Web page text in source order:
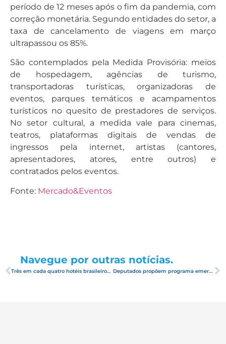
período de 12 meses após o fim da pandemia, com
correção monetária. Segundo entidades do setor, a
taxa de cancelamento de viagens em março
ultrapassou os 85%.
São contemplados pela Medida Provisória: meios
de hospedagem, agências de turismo,
transportadoras turísticas, organizadoras de
eventos, parques temáticos e acampamentos
turísticos no quesito de prestadores de serviços.
No setor cultural, a medida vale para cinemas,
teatros, plataformas digitais de vendas de
ingressos pela internet, artistas (cantores,
apresentadores, atores, entre outros) e
contratados pelos eventos.
Fonte: Mercado&Eventos
Navegue por outras notícias.
Três em cada quatro hotéis brasileiros devem retomar atividades em junho e julho Deputados propõem programa emergencial de R$ 2,5 bilhões para o Turismo